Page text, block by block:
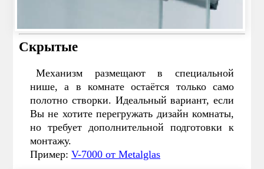
Скрытые
Механизм размещают в специальной
нише, а в комнате остаётся только само
полотно створки. Идеальный вариант, если
Вы не хотите перегружать дизайн комнаты,
но требует дополнительной подготовки к
монтажу.
Пример:V-7000 от Metalglas